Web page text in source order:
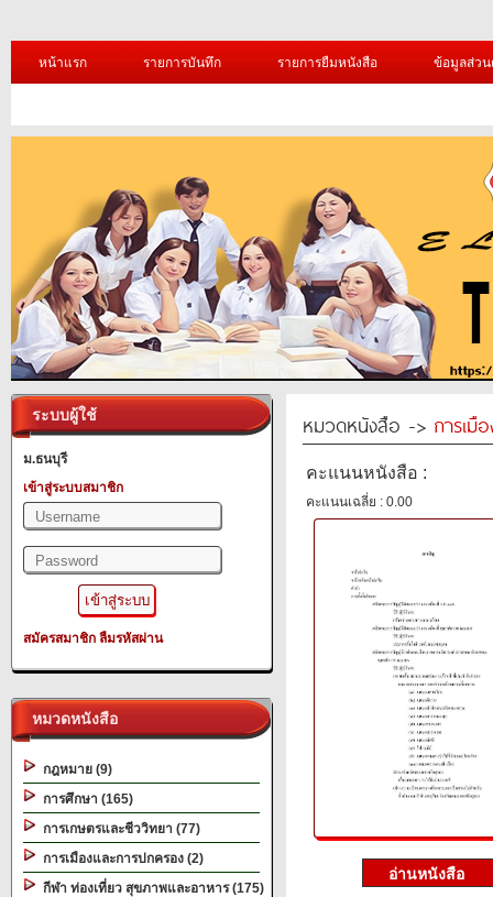
หน้าแรก รายการบันทึก รายการยืมหนังสือ ข้อมูลส่ว
ระบบผู้ใช้
ม.ธนบุรี
เข้าสู่ระบบสมาชิก
สมัครสมาชิก ลืมรหัสผ่าน
หมวดหนังสือ
กฎหมาย (9)
การศึกษา (165)
การเกษตรและชีววิทยา (77)
การเมืองและการปกครอง (2)
กีฬา ท่องเที่ยว สุขภาพและอาหาร (175)
หมวดหนังสือ -> การเมื
คะแนนหนังสือ :
คะแนนเฉลี่ย : 0.00